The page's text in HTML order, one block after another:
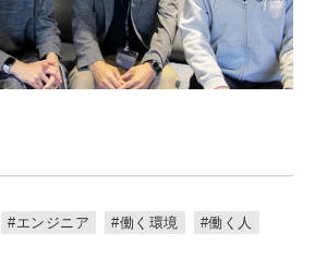
#エンジニア #働く環境
#働く人